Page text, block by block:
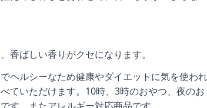
香ばしい香りがクセになります。
ヘルシーなため健康やダイエットに気を使われ
ていただけます。10時、3時のおやつ、夜のお